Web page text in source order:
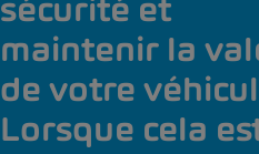
sécurité et
maintenir la
de votre
Lorsque cela